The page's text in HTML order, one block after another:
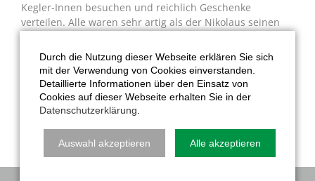
Kegler-Innen besuchen und reichlich Geschenke
verteilen. Alle waren sehr artig als der Nikolaus seinen
nächsten Termin aufgebrochen, war alles wieder beim
Alten!
Hoffentlich kann dann auch noch zum Weihnachtsfest
das Christkind kommen und dieses Jahr die Geschenke
direkt an die Teilnehmer geben.
Durch die Nutzung dieser Webseite erklären Sie sich
mit der Verwendung von Cookies einverstanden.
Detaillierte Informationen über den Einsatz von
Cookies auf dieser Webseite erhalten Sie in der
Datenschutzerklärung
Auswahl akzeptieren Alle akzeptieren